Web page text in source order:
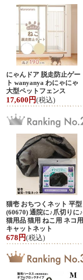
にゃんドア 脱走防止ゲー
ト wanyanya わにゃにゃ
大型ペットフェンス
17,600円(税込)
猫壱 おちつくネット 平型
(60670) 通院に♪爪切りに♪
猫用品 猫用 ねこ用 ネコ用
キャットネット
678円(税込)